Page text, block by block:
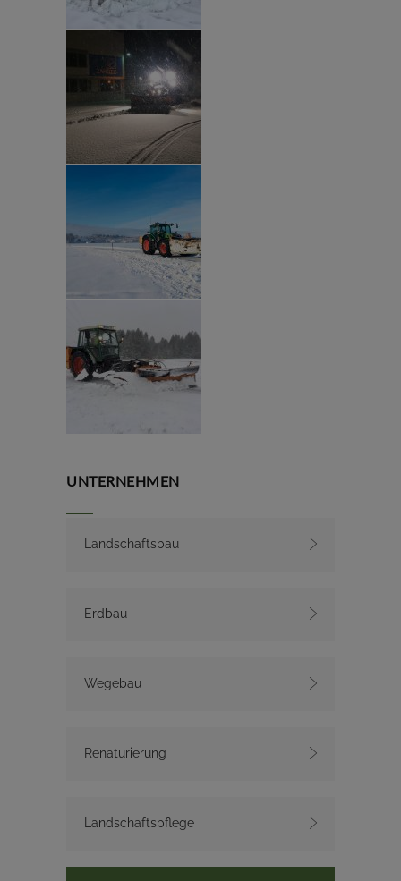
UNTERNEHMEN
Landschaftsbau
Erdbau
Wegebau
Renaturierung
Landschaftspflege